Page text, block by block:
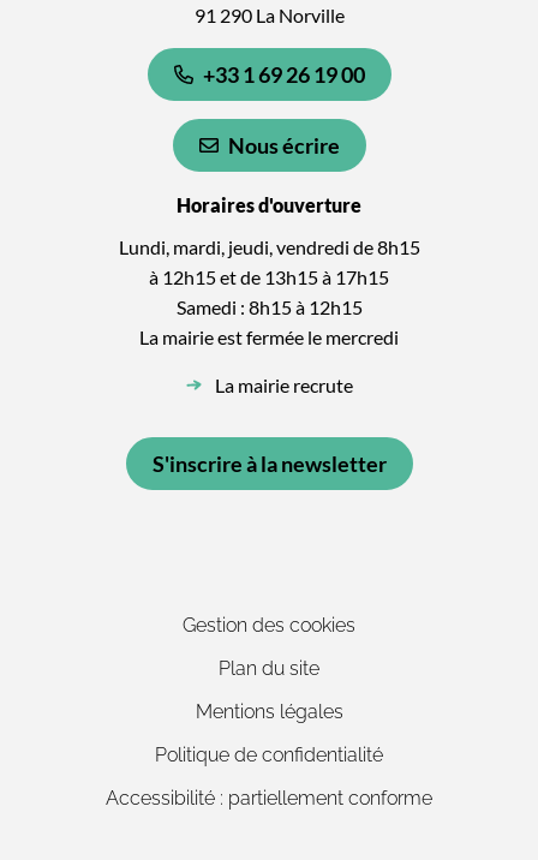
91 290 La Norville
+33 1 69 26 19 00
Nous écrire
Horaires d'ouverture
Lundi, mardi, jeudi, vendredi de 8h15
à 12h15 et de 13h15 à 17h15
Samedi : 8h15 à 12h15
La mairie est fermée le mercredi
La mairie recrute
S'inscrire à la newsletter
Gestion des cookies
Plan du site
Mentions légales
Politique de confidentialité
Accessibilité : partiellement conforme